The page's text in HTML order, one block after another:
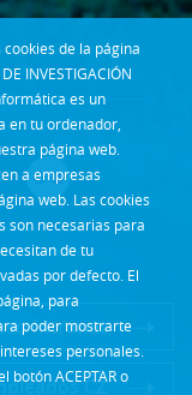
de la página
INVESTIGACIÓN
es un
en tu ordenador,
página web.
a empresas
web. Las cookies
son necesarias para
de tu
por defecto. El
para
poder mostrarte
personales.
botón ACEPTAR o
Intranet
CZ